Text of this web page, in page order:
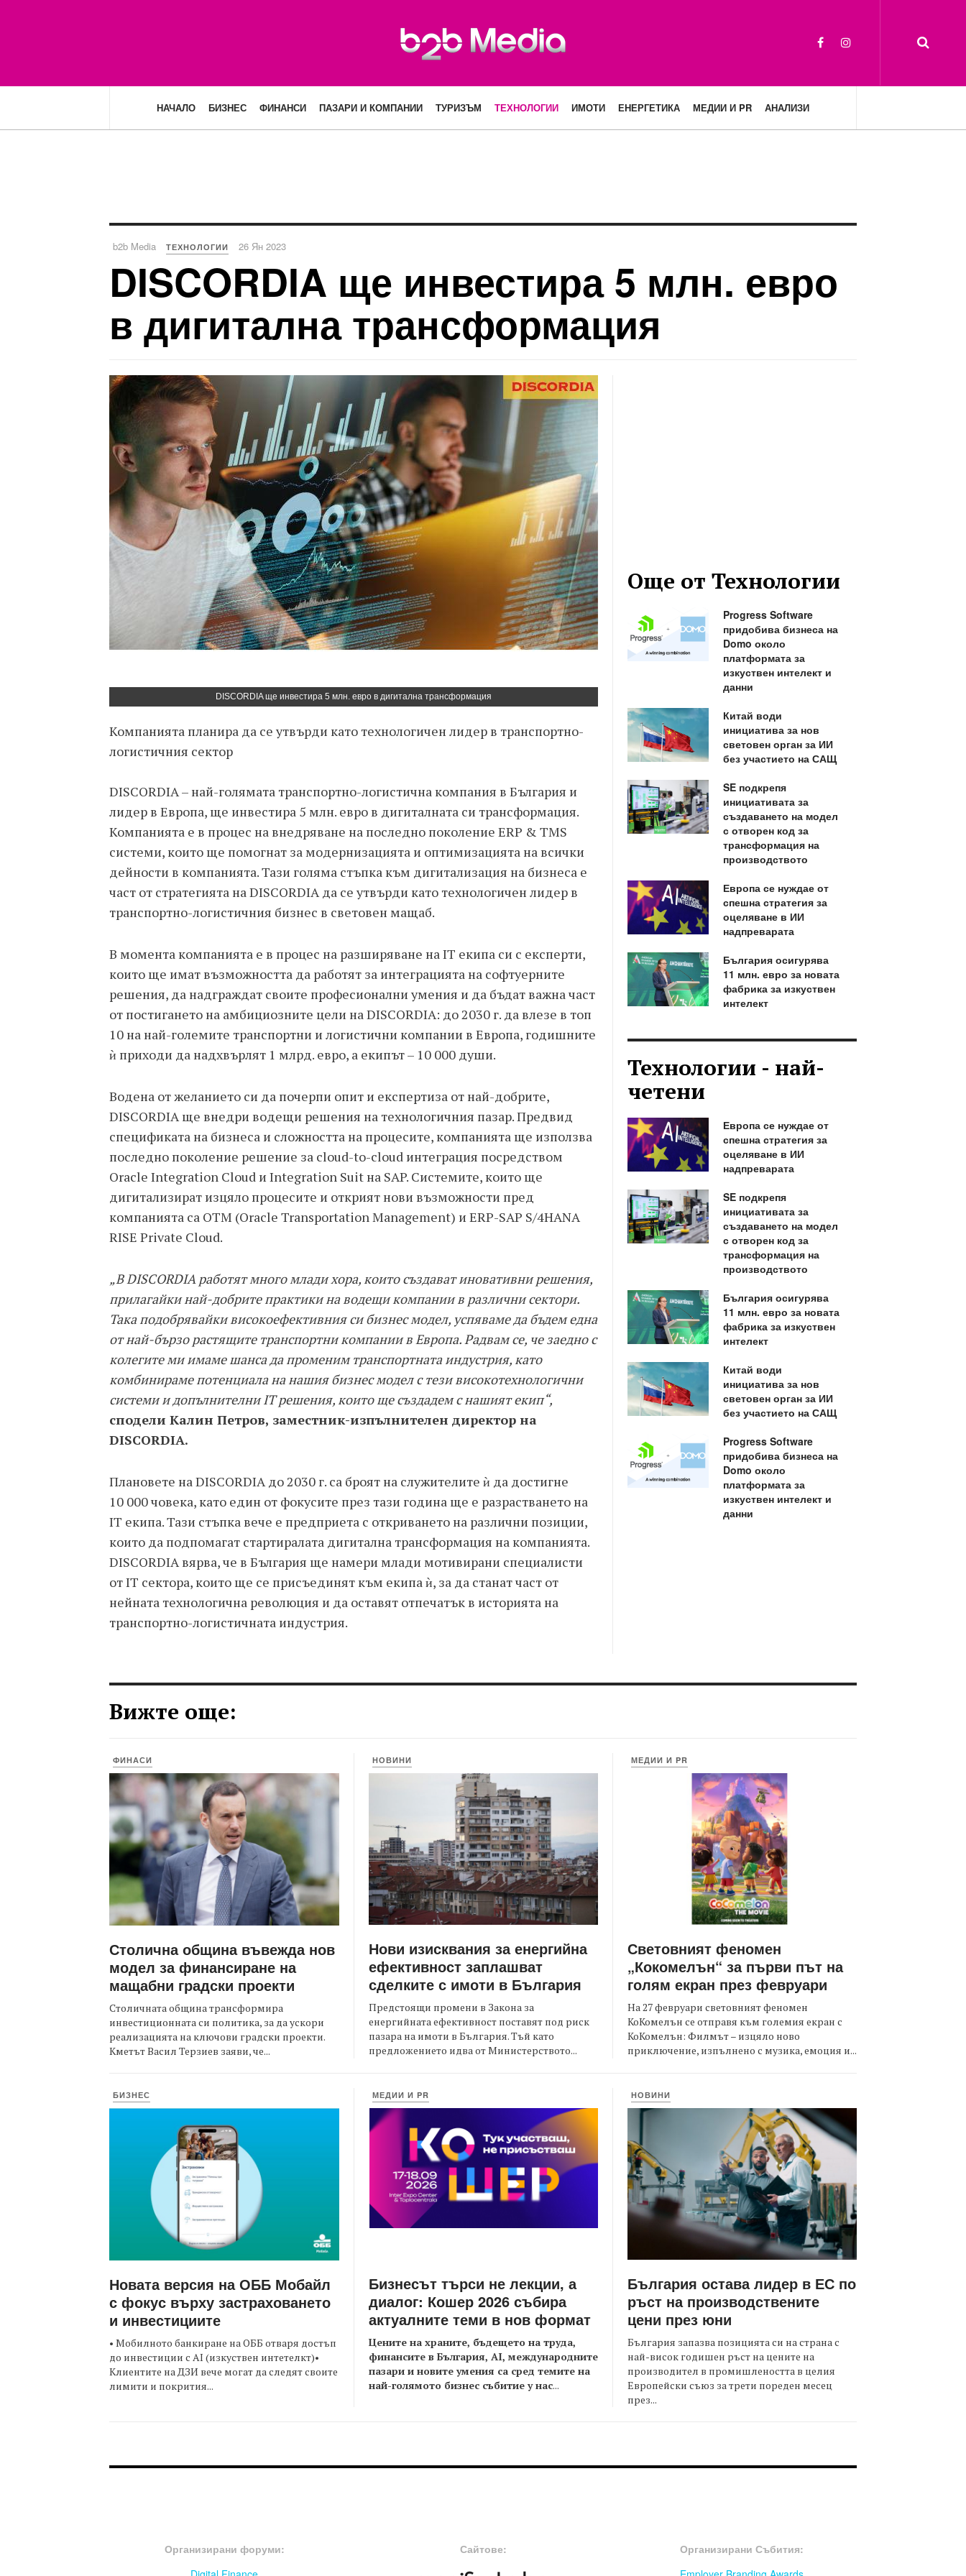
НАЧАЛО БИЗНЕС ФИНАНСИ ПАЗАРИ И КОМПАНИИ ТУРИЗЪМ ТЕХНОЛОГИИ ИМОТИ ЕНЕРГЕТИКА МЕДИИ И PR АНАЛИЗИ
b2b Media ТЕХНОЛОГИИ 26 Ян 2023
DISCORDIA ще инвестира 5 млн. евро
в дигитална трансформация
DISCORDIA ще инвестира 5 млн. евро в дигитална трансформация
Компанията планира да се утвърди като технологичен лидер в транспортно-
логистичния сектор
DISCORDIA – най-голямата транспортно-логистична компания в България и
лидер в Европа, ще инвестира 5 млн. евро в дигиталната си трансформация.
Компанията е в процес на внедряване на последно поколение ERP & TMS
системи, които ще помогнат за модернизацията и оптимизацията на всички
дейности в компанията. Тази голяма стъпка към дигитализация на бизнеса е
част от стратегията на DISCORDIA да се утвърди като технологичен лидер в
транспортно-логистичния бизнес в световен мащаб.
В момента компанията е в процес на разширяване на IT екипа си с експерти,
които ще имат възможността да работят за интеграцията на софтуерните
решения, да надграждат своите професионални умения и да бъдат важна част
от постигането на амбициозните цели на DISCORDIA: до 2030 г. да влезе в топ
10 на най-големите транспортни и логистични компании в Европа, годишните
ѝ приходи да надхвърлят 1 млрд. евро, а екипът – 10 000 души.
Водена от желанието си да почерпи опит и експертиза от най-добрите,
DISCORDIA ще внедри водещи решения на технологичния пазар. Предвид
спецификата на бизнеса и сложността на процесите, компанията ще използва
последно поколение решение за cloud-to-cloud интеграция посредством
Oracle Integration Cloud и Integration Suit на SAP. Системите, които ще
дигитализират изцяло процесите и открият нови възможности пред
компанията са OTM (Oracle Transportation Management) и ERP-SAP S/4HANA
RISE Private Cloud.
„В DISCORDIA работят много млади хора, които създават иновативни решения,
прилагайки най-добрите практики на водещи компании в различни сектори.
Така подобрявайки високоефективния си бизнес модел, успяваме да бъдем една
от най-бързо растящите транспортни компании в Европа. Радвам се, че заедно с
колегите ми имаме шанса да променим транспортната индустрия, като
комбинираме потенциалa на нашия бизнес модел с тези високотехнологични
системи и допълнителни IT решения, които ще създадем с нашият екип“,
сподели Калин Петров, заместник-изпълнителен директор на
DISCORDIA.
Плановете на DISCORDIA до 2030 г. са броят на служителите ѝ да достигне
10 000 човека, като един от фокусите през тази година ще е разрастването на
IT екипа. Тази стъпка вече е предприета с откриването на различни позиции,
които да подпомагат стартиралата дигитална трансформация на компанията.
DISCORDIA вярва, че в България ще намери млади мотивирани специалисти
от IT сектора, които ще се присъединят към екипа ѝ, за да станат част от
нейната технологична революция и да оставят отпечатък в историята на
транспортно-логистичната индустрия.
Още от Технологии
Progress Software
придобива бизнеса на
Domo около
платформата за
изкуствен интелект и
данни
Китай води
инициатива за нов
световен орган за ИИ
без участието на САЩ
SE подкрепя
инициативата за
създаването на модел
с отворен код за
трансформация на
производството
Европа се нуждае от
спешна стратегия за
оцеляване в ИИ
надпреварата
България осигурява
11 млн. евро за новата
фабрика за изкуствен
интелект
Технологии - най-
четени
Европа се нуждае от
спешна стратегия за
оцеляване в ИИ
надпреварата
SE подкрепя
инициативата за
създаването на модел
с отворен код за
трансформация на
производството
България осигурява
11 млн. евро за новата
фабрика за изкуствен
интелект
Китай води
инициатива за нов
световен орган за ИИ
без участието на САЩ
Progress Software
придобива бизнеса на
Domo около
платформата за
изкуствен интелект и
данни
Вижте още:
ФИНАСИ
Столична община въвежда нов
модел за финансиране на
мащабни градски проекти
Столичната община трансформира
инвестиционната си политика, за да ускори
реализацията на ключови градски проекти.
Кметът Васил Терзиев заяви, че...
НОВИНИ
Нови изисквания за енергийна
ефективност заплашват
сделките с имоти в България
Предстоящи промени в Закона за
енергийната ефективност поставят под риск
пазара на имоти в България. Тъй като
предложението идва от Министерството...
МЕДИИ И PR
Световният феномен
„Кокомелън“ за първи път на
голям екран през февруари
На 27 февруари световният феномен
КоКомелън се отправя към големия екран с
КоКомелън: Филмът – изцяло ново
приключение, изпълнено с музика, емоция и...
БИЗНЕС
Новата версия на ОББ Мобайл
с фокус върху застраховането
и инвестициите
• Мобилното банкиране на ОББ отваря достъп
до инвестиции с AI (изкуствен интетелкт)•
Клиентите на ДЗИ вече могат да следят своите
лимити и покрития...
МЕДИИ И PR
Бизнесът търси не лекции, а
диалог: Кошер 2026 събира
актуалните теми в нов формат
Цените на храните, бъдещето на труда,
финансите в България, AI, международните
пазари и новите умения са сред темите на
най-голямото бизнес събитие у нас...
НОВИНИ
България остава лидер в ЕС по
ръст на производствените
цени през юни
България запазва позицията си на страна с
най-висок годишен ръст на цените на
производител в промишлеността в целия
Европейски съюз за трети пореден месец
през...
Организирани форуми:
Сайтове:
Организирани Събития: